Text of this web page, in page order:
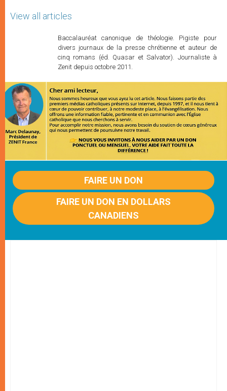
View all articles
Baccalauréat canonique de théologie. Pigiste pour
divers journaux de la presse chrétienne et auteur de
cinq romans (éd. Quasar et Salvator). Journaliste à
Zenit depuis octobre 2011.
FAIRE UN DON
FAIRE UN DON EN DOLLARS
CANADIENS